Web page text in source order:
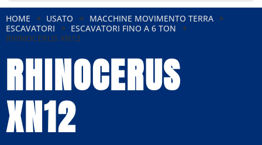
HOME USATO
MACCHINE MOVIMENTO TERRA
ESCAVATORI
ESCAVATORI FINO A 6 TON
RHINOCERUS XN12
RHINOCERUS
XN12